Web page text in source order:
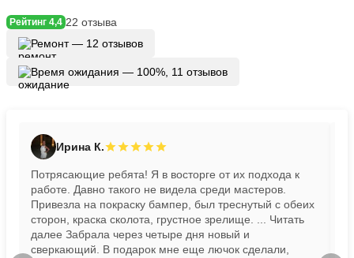
Рейтинг 4,4 22 отзыва
Ремонт — 12 отзывов
Время ожидания — 100%, 11 отзывов
Ирина К.
Потрясающие ребята! Я в восторге от их подхода к
работе. Давно такого не видела среди мастеров.
Привезла на покраску бампер, был треснутый с обеих
сторон, краска сколота, грустное зрелище.
... Читать
далее Забрала через четыре дня новый и
сверкающий. В подарок мне еще лючок сделали,